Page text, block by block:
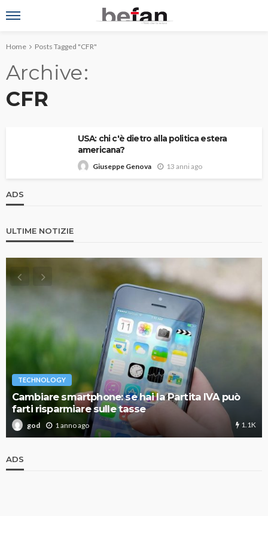
Home Posts Tagged "CFR"
Archive
CFR
USA: chi c'è dietro alla politica estera
americana?
Giuseppe Genova 13 anni ago
ADS
ULTIME NOTIZIE
TECHNOLOGY
Cambiare smartphone: se hai la Partita IVA può
farti risparmiare sulle tasse
god 1 anno ago 1.1K
ADS